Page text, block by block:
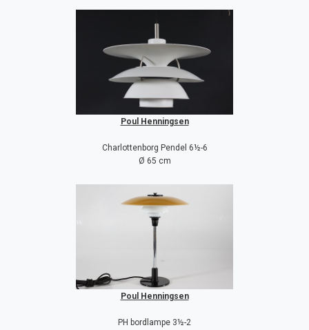
Poul Henningsen
Charlottenborg Pendel 6½-6
Ø 65 cm
Poul Henningsen
PH bordlampe 3½-2